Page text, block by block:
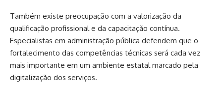
Também existe preocupação com a valorização da
qualificação profissional e da capacitação contínua.
Especialistas em administração pública defendem que o
fortalecimento das competências técnicas será cada vez
mais importante em um ambiente estatal marcado pela
digitalização dos serviços.